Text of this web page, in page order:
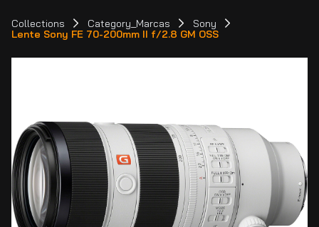
Collections Category_Marcas
Sony
Lente Sony FE 70-200mm II f/2.8 GM OSS